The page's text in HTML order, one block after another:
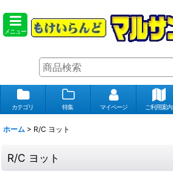
メニュー
カテゴリ 特集 マイページ ご利用案内
ホーム > R/C ヨット
R/C ヨット